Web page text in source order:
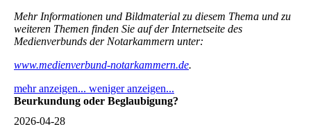
Mehr Informationen und Bildmaterial zu diesem Thema und zu
weiteren Themen finden Sie auf der Internetseite des
Medienverbunds der Notarkammern unter:
www.medienverbund-notarkammern.de.
mehr anzeigen... weniger anzeigen...
Beurkundung oder Beglaubigung?
2026-04-28